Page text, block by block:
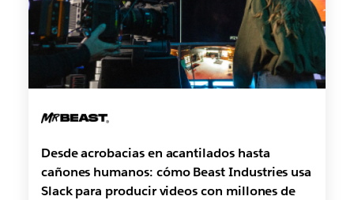
Desde acrobacias en acantilados hasta
cañones humanos: cómo Beast Industries usa
Slack para producir videos con millones de